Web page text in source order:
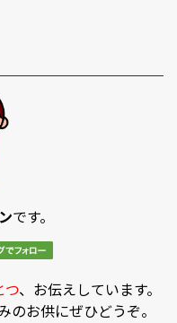
です。
つ、お伝えしています。
お供にぜひどうぞ。